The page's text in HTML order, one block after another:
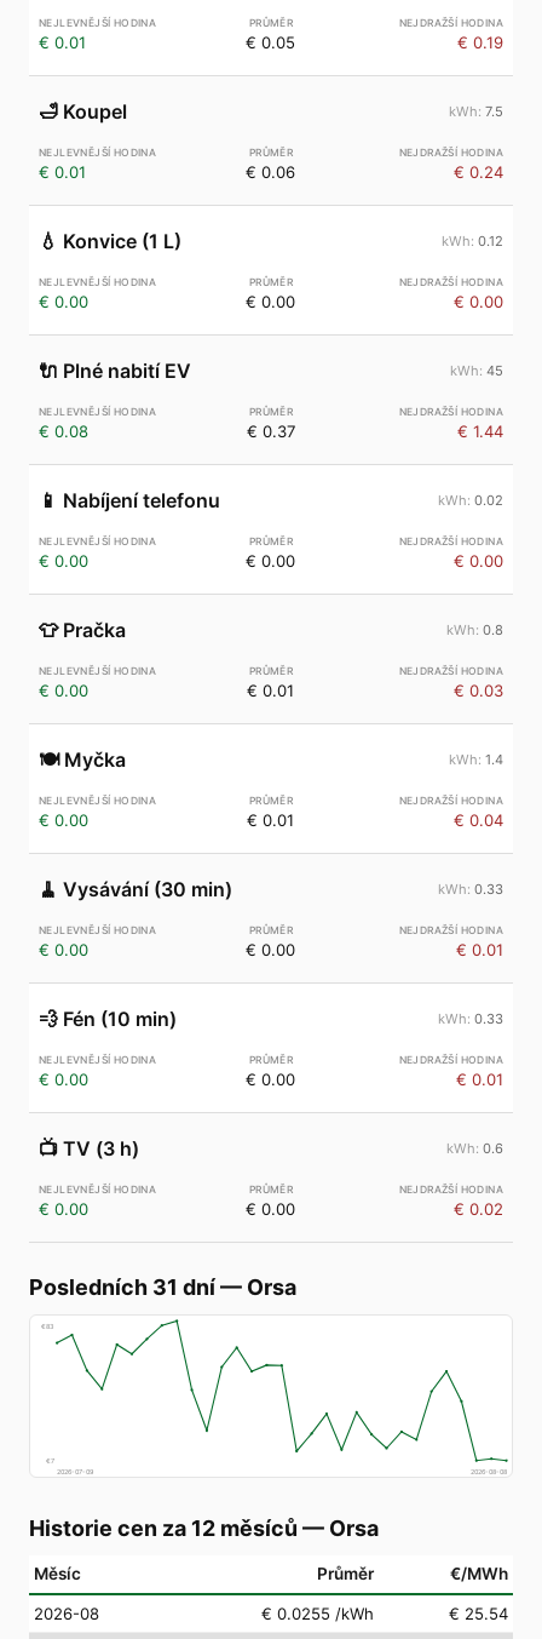
€ 0.01 € 0.05 € 0.19
🛁 Koupel 7.5
€ 0.01 € 0.06 € 0.24
💧 Konvice (1 L) 0.12
€ 0.00 € 0.00 € 0.00
🔌 Plné nabití EV 45
€ 0.08 € 0.37 € 1.44
📱 Nabíjení telefonu 0.02
€ 0.00 € 0.00 € 0.00
👕 Pračka 0.8
€ 0.00 € 0.01 € 0.03
🍽️ Myčka 1.4
€ 0.00 € 0.01 € 0.04
🧹 Vysávání (30 min) 0.33
€ 0.00 € 0.00 € 0.01
💨 Fén (10 min) 0.33
€ 0.00 € 0.00 € 0.01
📺 TV (3 h) 0.6
€ 0.00 € 0.00 € 0.02
Posledních 31 dní— Orsa
€83
€7
2026-07-09
2026-08-08
Historie cen za 12 měsíců — Orsa
Měsíc Průměr €/MWh
2026-08 € 0.0255 /kWh
€ 25.54